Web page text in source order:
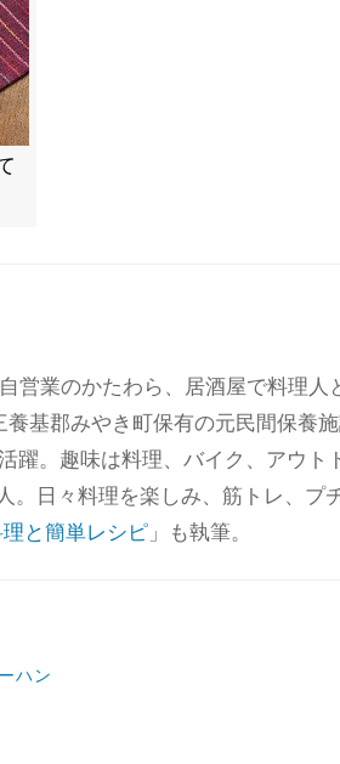
営業のかたわら、居酒屋で料理人
基郡みやき町保有の元民間保養
躍。趣味は料理、バイク、アウト
。日々料理を楽しみ、筋トレ、プ
と簡単レシピ 」も執筆。
ハン